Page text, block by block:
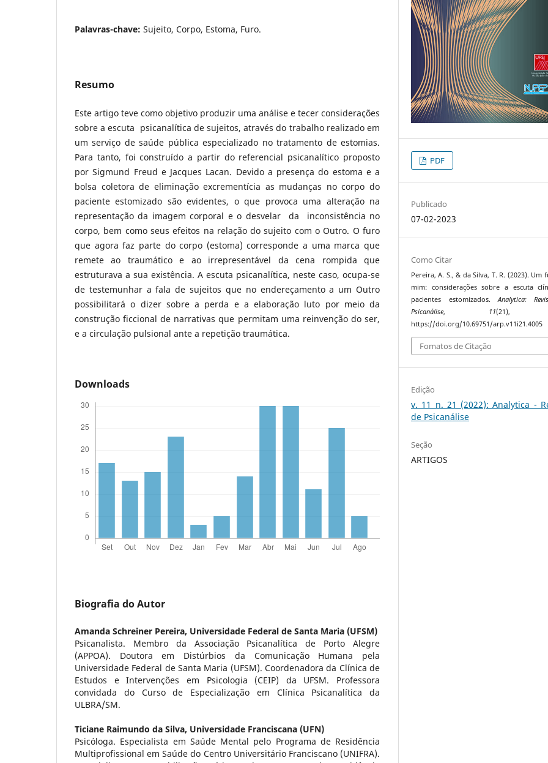
Palavras-chave: Sujeito, Corpo, Estoma, Furo.
Resumo
Este artigo teve como objetivo produzir uma análise e tecer considerações
sobre a escuta psicanalítica de sujeitos, através do trabalho realizado em
um serviço de saúde pública especializado no tratamento de estomias.
Para tanto, foi construído a partir do referencial psicanalítico proposto
por Sigmund Freud e Jacques Lacan. Devido a presença do estoma e a
bolsa coletora de eliminação excrementícia as mudanças no corpo do
paciente estomizado são evidentes, o que provoca uma alteração na
representação da imagem corporal e o desvelar da inconsistência no
corpo, bem como seus efeitos na relação do sujeito com o Outro. O furo
que agora faz parte do corpo (estoma) corresponde a uma marca que
remete ao traumático e ao irrepresentável da cena rompida que
estruturava a sua existência. A escuta psicanalítica, neste caso, ocupa-se
de testemunhar a fala de sujeitos que no endereçamento a um Outro
possibilitará o dizer sobre a perda e a elaboração luto por meio da
construção ficcional de narrativas que permitam uma reinvenção do ser,
e a circulação pulsional ante a repetição traumática.
Downloads
Biografia do Autor
Amanda Schreiner Pereira, Universidade Federal de Santa Maria (UFSM)
Psicanalista. Membro da Associação Psicanalítica de Porto Alegre
(APPOA). Doutora em Distúrbios da Comunicação Humana pela
Universidade Federal de Santa Maria (UFSM). Coordenadora da Clínica de
Estudos e Intervenções em Psicologia (CEIP) da UFSM. Professora
convidada do Curso de Especialização em Clínica Psicanalítica da
ULBRA/SM.
Ticiane Raimundo da Silva, Universidade Franciscana (UFN)
Psicóloga. Especialista em Saúde Mental pelo Programa de Residência
Multiprofissional em Saúde do Centro Universitário Franciscano (UNIFRA).
PDF
Publicado
07-02-2023
Como Citar
Pereira, A. S., & da Silva, T. R. (2023). Um
mim: considerações sobre a escuta
pacientes estomizados.Analytica:
Psicanálise, 11(21),
https://doi.org/10.69751/arp.v11i21.4005
Fomatos de Citação
Edição
v. 11 n. 21 (2022): Analytica -
de Psicanálise
Seção
ARTIGOS